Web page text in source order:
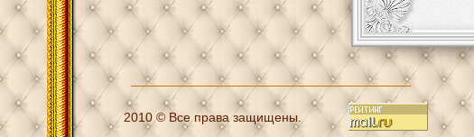
2010 © Все права защищены.